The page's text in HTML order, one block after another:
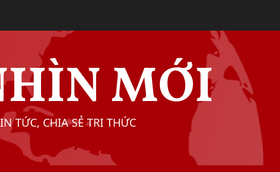
MỚI
TỨC, CHIA SẺ TRI THỨC